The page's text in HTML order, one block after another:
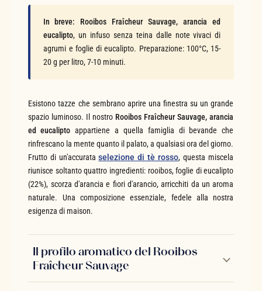
In breve:
Rooibos Fraîcheur Sauvage, arancia ed
eucalipto, un infuso senza teina dalle note vivaci di
agrumi e foglie di eucalipto. Preparazione: 100°C, 15-
20 g per litro, 7-10 minuti.
Esistono tazze che sembrano aprire una finestra su un grande
spazio luminoso. Il nostro Rooibos Fraîcheur Sauvage, arancia
ed eucalipto appartiene a quella famiglia di bevande che
rinfrescano la mente quanto il palato, a qualsiasi ora del giorno.
Frutto di un'accurataselezione di tè rosso, questa miscela
riunisce soltanto quattro ingredienti: rooibos, foglie di eucalipto
(22%), scorza d'arancia e fiori d'arancio, arricchiti da un aroma
naturale. Una composizione essenziale, fedele alla nostra
esigenza di maison.
Il profilo aromatico del Rooibos
Fraîcheur Sauvage